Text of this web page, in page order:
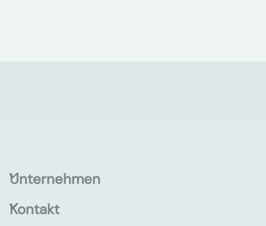
Unternehmen
Kontakt